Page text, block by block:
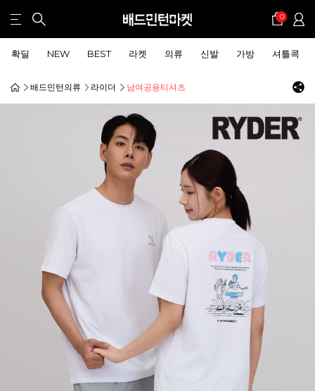
0
확딜 NEW BEST 라켓 의류 신발 가방 셔틀콕
배드민턴의류 라이더 남여공용티셔츠